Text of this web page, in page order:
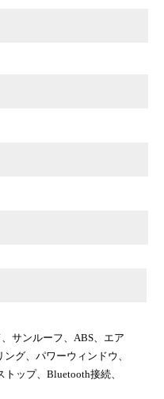
サンルーフ、ABS、エア
グ、パワーウィンドウ、
ップ、Bluetooth接続、